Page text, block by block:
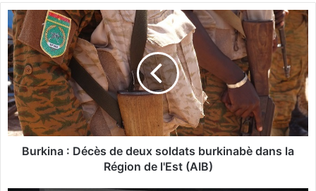
te
B
u
r
k
i
n
a
:
D
Burkina : Décès de deux soldats burkinabè dans la
Région de l'Est (AIB)